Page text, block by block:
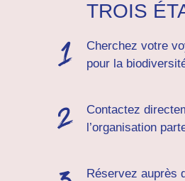
TROIS
Cherchez votre
pour la
Contactez
l’organisation
Réservez auprès